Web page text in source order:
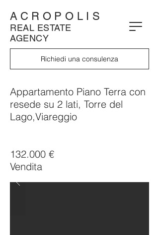
ACROPOLIS
REAL ESTATE
AGENCY
Richiedi una consulenza
Appartamento Piano Terra con
resede su 2 lati, Torre del
Lago,Viareggio
132.000 €
Vendita